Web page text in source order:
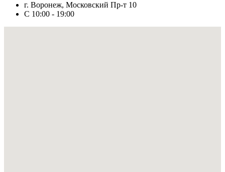
г. Воронеж, Московский Пр-т 10
С 10:00 - 19:00